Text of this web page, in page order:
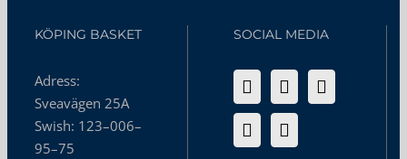
KÖPING BASKET
Adress:
Sveavägen 25A
Swish: 123–006–
95–75
SOCIAL MEDIA